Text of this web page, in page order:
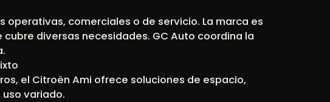
comerciales o de servicio. La marca es
diversas necesidades. GC Auto coordina la
el Citroën Ami ofrece soluciones de espacio,
variado.